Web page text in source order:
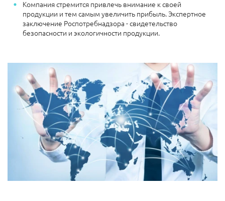
Компания стремится привлечь внимание к своей
продукции и тем самым увеличить прибыль. Экспертное
заключение Роспотребнадзора - свидетельство
безопасности и экологичности продукции.